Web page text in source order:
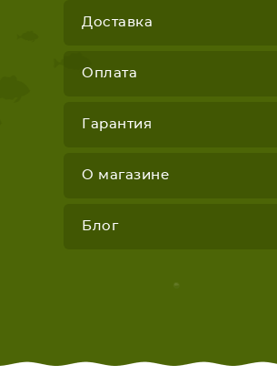
Доставка
Оплата
Гарантия
О магазине
Блог